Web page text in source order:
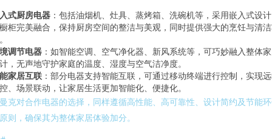
式厨房电器 ：包括油烟机、灶具、蒸烤箱、洗碗机等，采用嵌入式设
柜完美融合，保持厨房空间的整洁与美观，同时提供强大的烹饪与清
调节电器 ：如智能空调、空气净化器、新风系统等，可巧妙融入整体
，无声地守护家庭的温度、湿度与空气洁净度。
家居互联 ：部分电器支持智能互联，可通过移动终端进行控制，实现
、场景联动，让家居生活更加智能化、便捷化。
克对合作电器的选择，同样遵循高性能、高可靠性、设计简约及节能
则，确保其为整体家居体验加分。